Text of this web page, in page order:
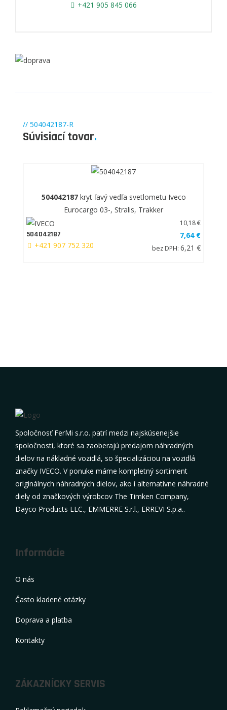
+421 905 845 066
// 504042187-R
Súvisiací tovar.
504042187kryt ľavý vedľa svetlometu Iveco
Eurocargo 03-, Stralis, Trakker
504042187
+421 907 752 320
10,18 €
7,64 €
bez DPH: 6,21 €
Spoločnosť FerMi s.r.o. patrí medzi najskúsenejšie
spoločnosti, ktoré sa zaoberajú predajom náhradných
dielov na nákladné vozidlá, so špecializáciou na vozidlá
značky IVECO. V ponuke máme kompletný sortiment
originálnych náhradných dielov, ako i alternatívne náhradné
diely od značkových výrobcov The Timken Company,
Dayco Products LLC., EMMERRE S.r.l., ERREVI S.p.a..
Informácie
O nás
Často kladené otázky
Doprava a platba
Kontakty
ZÁKAZNÍCKY SERVIS